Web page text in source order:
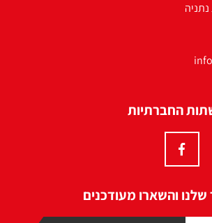
החברתיות
שלנו והשארו מעודכנים